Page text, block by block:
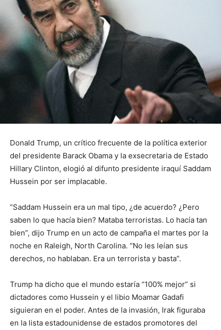
Donald Trump, un crítico frecuente de la política exterior
del presidente Barack Obama y la exsecretaria de Estado
Hillary Clinton, elogió al difunto presidente iraquí Saddam
Hussein por ser implacable.
“Saddam Hussein era un mal tipo, ¿de acuerdo? ¿Pero
saben lo que hacía bien? Mataba terroristas. Lo hacía tan
bien”, dijo Trump en un acto de campaña el martes por la
noche en Raleigh, North Carolina. “No les leían sus
derechos, no hablaban. Era un terrorista y basta”.
Trump ha dicho que el mundo estaría “100% mejor” si
dictadores como Hussein y el libio Moamar Gadafi
siguieran en el poder. Antes de la invasión, Irak figuraba
en la lista estadounidense de estados promotores del